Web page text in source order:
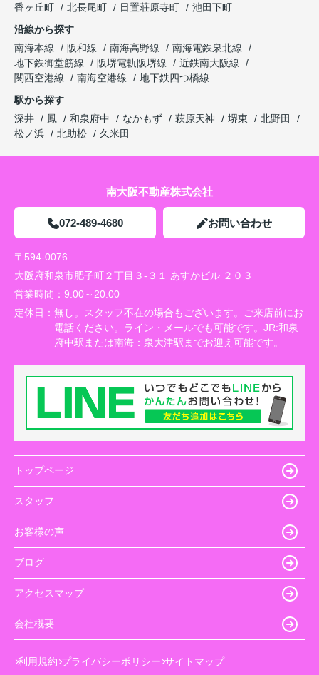
香ヶ丘町
北長尾町 日置荘原寺町
池田下町
沿線から探す
南海本線
阪和線 南海高野線
南海電鉄泉北線
地下鉄御堂筋線
阪堺電軌阪堺線
近鉄南大阪線
関西空港線
南海空港線
地下鉄四つ橋線
駅から探す
深井
鳳 和泉府中 なかもず 萩原天神 堺東
北野田
松ノ浜
北助松 久米田
南大阪不動産株式会社
072-489-4680 お問い合わせ
〒594-0076
大阪府和泉市肥子町２丁目３-３１ あすかビル ２０３
営業時間： 9:00～20:00
定休日： 無し。スタッフ不在の場合もございます。ご来店前にお
電話ください。ライン・メールでも可能です。JR:和泉
府中駅または南海：泉大津駅までお迎え可能です。
トップページ
スタッフ
お客様の声
ブログ
アクセスマップ
会社概要
利用規約 プライバシーポリシー サイトマップ